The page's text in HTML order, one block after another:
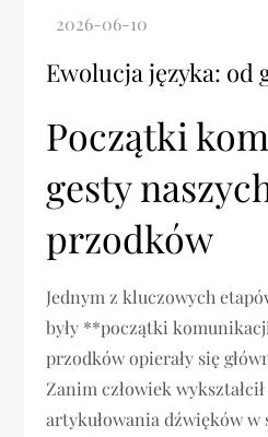
Ewolucja języka: od
Początki
gesty
przodków
Jednym z kluczowych
były **początki
przodków opierały się
Zanim człowiek
artykułowania dźwięków w